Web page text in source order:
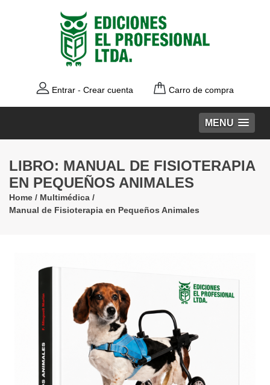
Entrar - Crear cuenta Carro de compra
MENU
LIBRO: MANUAL DE FISIOTERAPIA
EN PEQUEÑOS ANIMALES
Home / Multimédica /
Manual de Fisioterapia en Pequeños Animales